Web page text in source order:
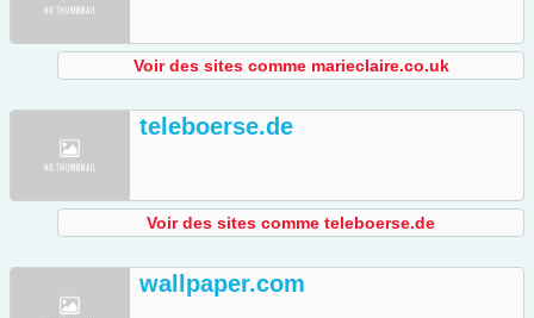
Voir des sites comme marieclaire.co.uk
teleboerse.de
Voir des sites comme teleboerse.de
wallpaper.com